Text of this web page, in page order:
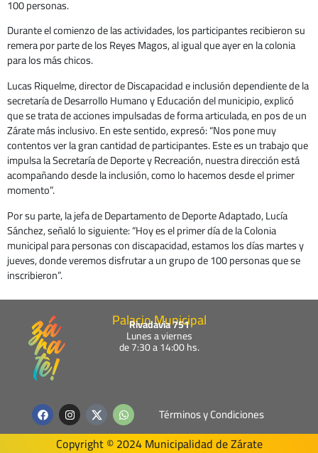
100 personas.
Durante el comienzo de las actividades, los participantes recibieron su
remera por parte de los Reyes Magos, al igual que ayer en la colonia
para los más chicos.
Lucas Riquelme, director de Discapacidad e inclusión dependiente de la
secretaría de Desarrollo Humano y Educación del municipio, explicó
que se trata de acciones impulsadas de forma articulada, en pos de un
Zárate más inclusivo. En este sentido, expresó: “Nos pone muy
contentos ver la gran cantidad de participantes. Este es un trabajo que
impulsa la Secretaría de Deporte y Recreación, nuestra dirección está
acompañando desde la inclusión, como lo hacemos desde el primer
momento”.
Por su parte, la jefa de Departamento de Deporte Adaptado, Lucía
Sánchez, señaló lo siguiente: “Hoy es el primer día de la Colonia
municipal para personas con discapacidad, estamos los días martes y
jueves, donde veremos disfrutar a un grupo de 100 personas que se
inscribieron”.
Palacio Municipal
Rivadavia 751
Lunes a viernes
de 7:30 a 14:00 hs.
F
a
c
e
I
n
s
t
W
h
a
t
Términos y Condiciones
Copyright © 2024 Municipalidad de Zárate